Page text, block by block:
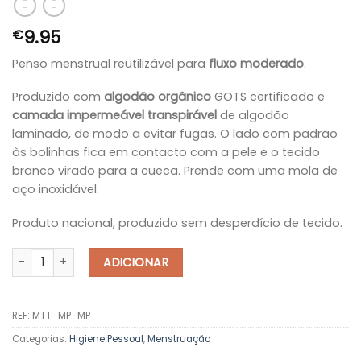
€9.95
Penso menstrual reutilizável para fluxo moderado.
Produzido com algodão orgânico GOTS certificado e
camada impermeável transpirável de algodão
laminado, de modo a evitar fugas. O lado com padrão
às bolinhas fica em contacto com a pele e o tecido
branco virado para a cueca. Prende com uma mola de
aço inoxidável.
Produto nacional, produzido sem desperdício de tecido.
Quantidade de Penso Menstrual Reutilizável - Moderado -
ADICIONAR
REF: MTT_MP_MP
Categorias: Higiene Pessoal,Menstruação